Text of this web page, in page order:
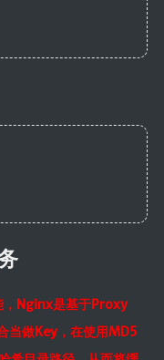
，Nginx是基于Proxy
当做Key，在使用MD5